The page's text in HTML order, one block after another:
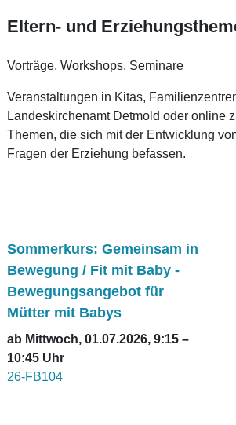
Eltern- und
Vorträge, Workshops, Seminare
Veranstaltungen in Kitas,
Landeskirchenamt Detmold oder online
Themen, die sich mit der Entwicklung
Fragen der Erziehung befassen.
Sommerkurs: Gemeinsam in
Bewegung / Fit mit Baby -
Bewegungsangebot für
Mütter mit Babys
ab Mittwoch, 01.07.2026, 9:15 –
10:45 Uhr
26-FB104